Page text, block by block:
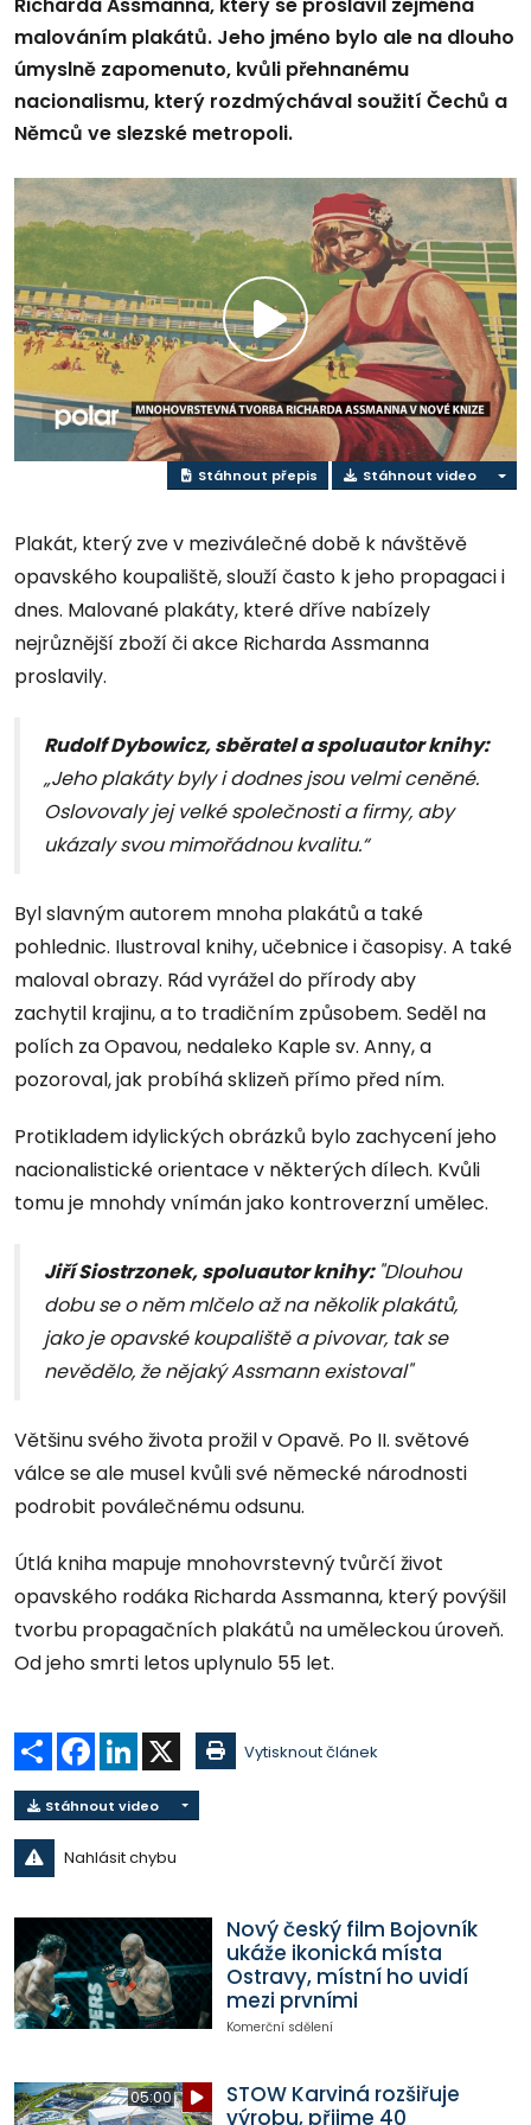
Richarda Assmanna, který se proslavil zejména
malováním plakátů. Jeho jméno bylo ale na dlouho
úmyslně zapomenuto, kvůli přehnanému
nacionalismu, který rozdmýchával soužití Čechů a
Němců ve slezské metropoli.
Přehrát
video
Stáhnout přepis Stáhnout video
Plakát, který zve v meziválečné době k návštěvě
opavského koupaliště, slouží často k jeho propagaci i
dnes. Malované plakáty, které dříve nabízely
nejrůznější zboží či akce Richarda Assmanna
proslavily.
Rudolf Dybowicz, sběratel a spoluautor knihy:
„Jeho plakáty byly i dodnes jsou velmi ceněné.
Oslovovaly jej velké společnosti a firmy, aby
ukázaly svou mimořádnou kvalitu.“
Byl slavným autorem mnoha plakátů a také
pohlednic. Ilustroval knihy, učebnice i časopisy. A také
maloval obrazy. Rád vyrážel do přírody aby
zachytil krajinu, a to tradičním způsobem. Seděl na
polích za Opavou, nedaleko Kaple sv. Anny, a
pozoroval, jak probíhá sklizeň přímo před ním.
Protikladem idylických obrázků bylo zachycení jeho
nacionalistické orientace v některých dílech. Kvůli
tomu je mnohdy vnímán jako kontroverzní umělec.
Jiří Siostrzonek, spoluautor knihy: "Dlouhou
dobu se o něm mlčelo až na několik plakátů,
jako je opavské koupaliště a pivovar, tak se
nevědělo, že nějaký Assmann existoval"
Většinu svého života prožil v Opavě. Po II. světové
válce se ale musel kvůli své německé národnosti
podrobit poválečnému odsunu.
Útlá kniha mapuje mnohovrstevný tvůrčí život
opavského rodáka Richarda Assmanna, který povýšil
tvorbu propagačních plakátů na uměleckou úroveň.
Od jeho smrti letos uplynulo 55 let.
Sdílet Facebook
LinkedIn Vytisknout článek
Stáhnout video
Nahlásit chybu
Nový český film Bojovník
ukáže ikonická místa
Ostravy, místní ho uvidí
mezi prvními
Komerční sdělení
05:00
STOW Karviná rozšiřuje
výrobu, přijme 40